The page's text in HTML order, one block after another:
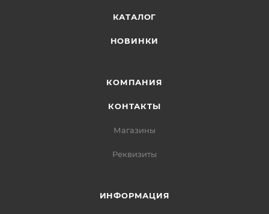
КАТАЛОГ
НОВИНКИ
КОМПАНИЯ
КОНТАКТЫ
Магазины
Реквизиты
ИНФОРМАЦИЯ